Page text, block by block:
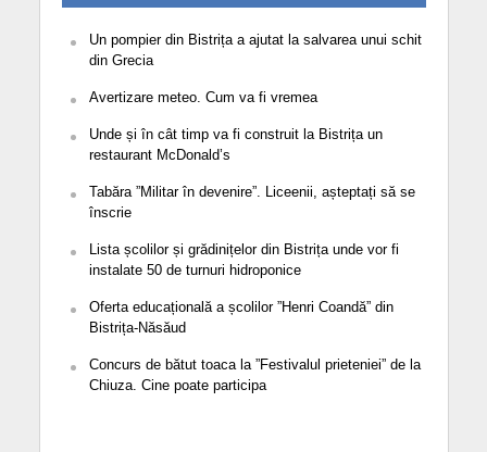
Un pompier din Bistrița a ajutat la salvarea unui schit
din Grecia
Avertizare meteo. Cum va fi vremea
Unde și în cât timp va fi construit la Bistrița un
restaurant McDonald’s
Tabăra ”Militar în devenire”. Liceenii, așteptați să se
înscrie
Lista școlilor și grădinițelor din Bistrița unde vor fi
instalate 50 de turnuri hidroponice
Oferta educațională a școlilor ”Henri Coandă” din
Bistrița-Năsăud
Concurs de bătut toaca la ”Festivalul prieteniei” de la
Chiuza. Cine poate participa